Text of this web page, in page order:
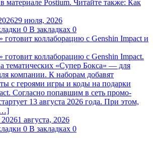
материале Postium. Читайте также: Как
29 июля, 2026
0 В закладках 0
коллаборацию с Genshin Impact и
коллаборацию с Genshin Impact.
тематических «Супер Бокса» — для
компании. К наборам добавят
с героями игры и коды на подарки
Согласно попавшим в сеть промо-
13 августа 2026 года. При этом,
20261 августа, 2026
0 В закладках 0